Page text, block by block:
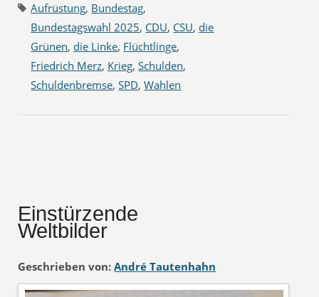
Aufrüstung, Bundestag,
Bundestagswahl 2025, CDU, CSU, die
Grünen, die Linke, Flüchtlinge,
Friedrich Merz, Krieg,Schulden,
Schuldenbremse,SPD,Wahlen
Einstürzende
Weltbilder
Geschrieben von: André Tautenhahn